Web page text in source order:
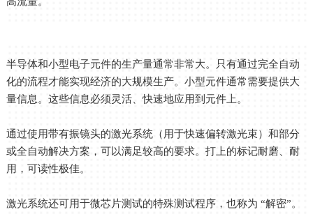
半导体和小型电子元件的生产量通常非常大。只有通过完全自动
化的流程才能实现经济的大规模生产。小型元件通常需要提供大
量信息。这些信息必须灵活、快速地应用到元件上。
通过使用带有振镜头的激光系统（用于快速偏转激光束）和部分
或全自动解决方案，可以满足较高的要求。打上的标记耐磨、耐
用，可读性极佳。
激光系统还可用于微芯片测试的特殊测试程序，也称为 “解密”。